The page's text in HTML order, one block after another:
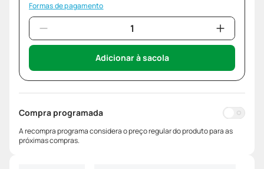
Formas de pagamento
Adicionar à sacola
Compra programada
A recompra programa considera o preço regular do produto para as
próximas compras.